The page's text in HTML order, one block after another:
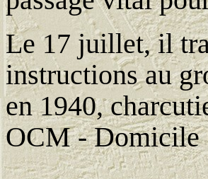
Le 17 juillet, il
instructions au
en 1940,
OCM -